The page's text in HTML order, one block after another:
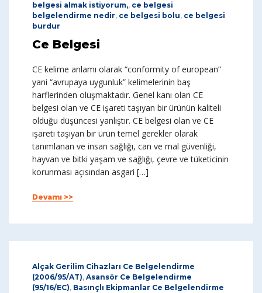
belgesi almak istiyorum,, ce belgesi
belgelendirme nedir, ce belgesi bolu, ce belgesi
burdur
Ce Belgesi
CE kelime anlamı olarak “conformity of european”
yani “avrupaya uygunluk” kelimelerinin baş
harflerinden oluşmaktadır. Genel kanı olan CE
belgesi olan ve CE işareti taşıyan bir ürünün kaliteli
olduğu düşüncesi yanlıştır. CE belgesi olan ve CE
işareti taşıyan bir ürün temel gerekler olarak
tanımlanan ve insan sağlığı, can ve mal güvenliği,
hayvan ve bitki yaşam ve sağlığı, çevre ve tüketicinin
korunması açısından asgari […]
Devamı >>
Alçak Gerilim Cihazları Ce Belgelendirme
(2006/95/AT), Asansör Ce Belgelendirme
(95/16/EC), Basınçlı Ekipmanlar Ce Belgelendirme